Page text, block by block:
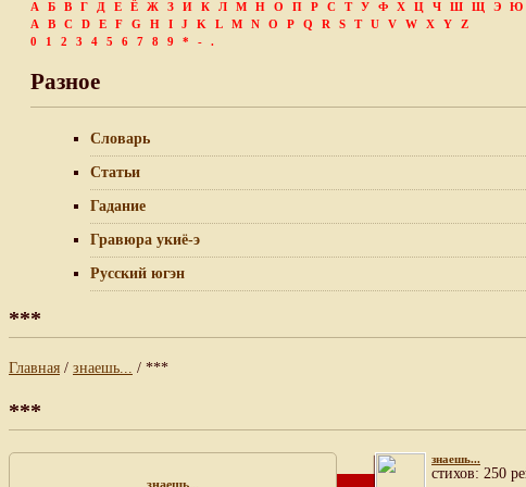
А Б В Г Д Е Ё Ж З И К Л М Н О П Р С Т У Ф Х Ц Ч Ш Щ Э Ю
A
B C D E F G H I J K L M N O P Q R S T U V W X Y
Z
0
1 2 3 4 5 6 7 8 9 * - .
Разное
Словарь
Статьи
Гадание
Гравюра укиё-э
Русский югэн
***
Главная / знаешь... / ***
***
знаешь...
cтихов: 250